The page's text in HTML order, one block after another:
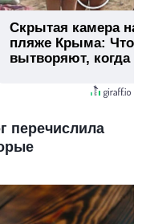
Скрытая камера на
пляже Крыма: Что
вытворяют, когда
перечислила